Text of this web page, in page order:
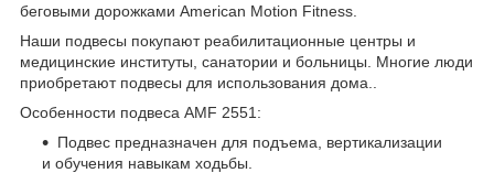
беговыми дорожками American Motion Fitness.
Наши подвесы покупают реабилитационные центры и
медицинские институты, санатории и больницы. Многие люди
приобретают подвесы для использования дома..
Особенности подвеса AMF 2551:
Подвес предназначен для подъема, вертикализации
и обучения навыкам ходьбы.